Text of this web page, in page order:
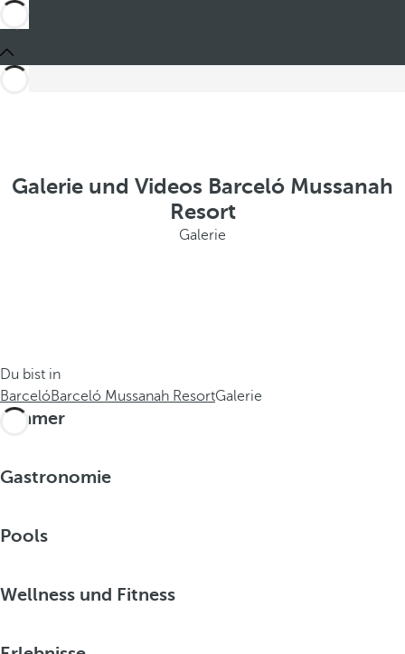
Galerie und Videos Barceló Mussanah
Resort
Galerie
Du bist in
BarcelóBarceló Mussanah ResortGalerie
Zimmer
Gastronomie
Pools
Wellness und Fitness